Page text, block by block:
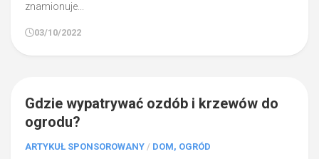
znamionuje...
03/10/2022
Gdzie wypatrywać ozdób i krzewów do
ogrodu?
ARTYKUŁ SPONSOROWANY / DOM, OGRÓD